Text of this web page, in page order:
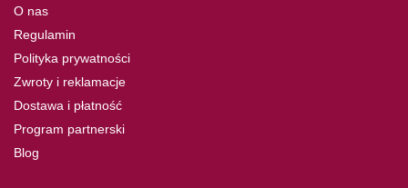
O nas
Regulamin
Polityka prywatności
Zwroty i reklamacje
Dostawa i płatność
Program partnerski
Blog